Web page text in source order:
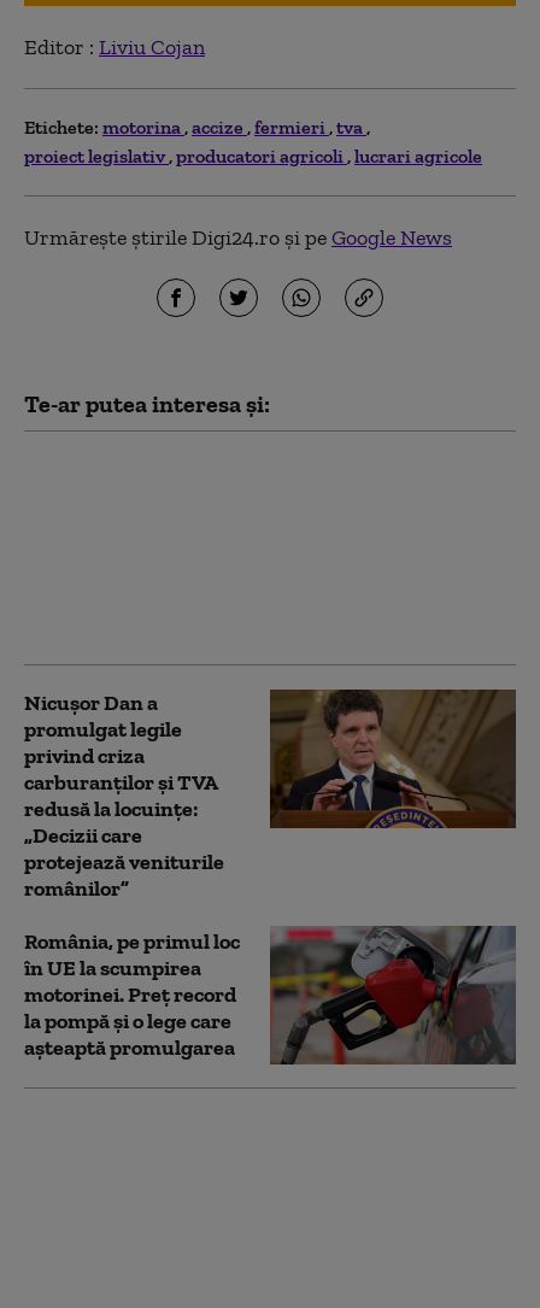
Editor : Liviu Cojan
Etichete: motorina accize fermieri tva
proiect legislativ producatori agricoli lucrari agricole
Urmărește știrile Digi24.ro și peGoogle News
Te-ar putea interesa și:
Nicușor Dan a
promulgat legile
privind criza
carburanților și TVA
redusă la locuințe:
„Decizii care
protejează veniturile
românilor”
România, pe primul loc
în UE la scumpirea
motorinei. Preț record
la pompă și o lege care
așteaptă promulgarea